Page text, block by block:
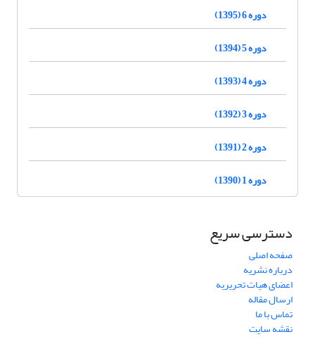
دوره 6 (1395)
دوره 5 (1394)
دوره 4 (1393)
دوره 3 (1392)
دوره 2 (1391)
دوره 1 (1390)
دسترسی سریع
صفحه اصلی
درباره نشریه
اعضای هیات تحریریه
ارسال مقاله
تماس با ما
نقشه سایت